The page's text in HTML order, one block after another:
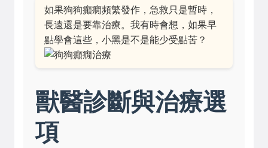
如果狗狗癲癇頻繁發作，急救只是暫時，
長遠還是要靠治療。我有時會想，如果早
點學會這些，小黑是不是能少受點苦？
獸醫診斷與治療選
項